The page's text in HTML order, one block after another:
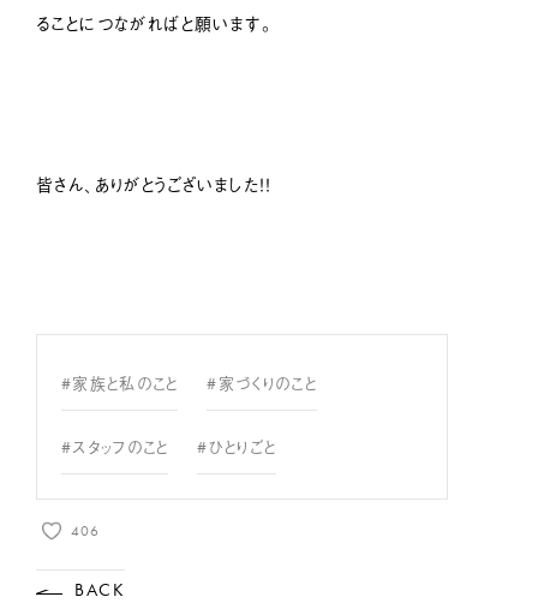
ることにつながればと願います。
皆さん、ありがとうございました！！
#家族と私のこと #家づくりのこと
#スタッフのこと #ひとりごと
406
BACK